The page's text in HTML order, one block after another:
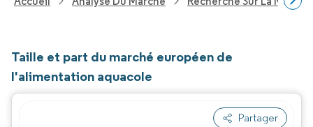
Taille et part du marché européen de
l'alimentation aquacole
Partager